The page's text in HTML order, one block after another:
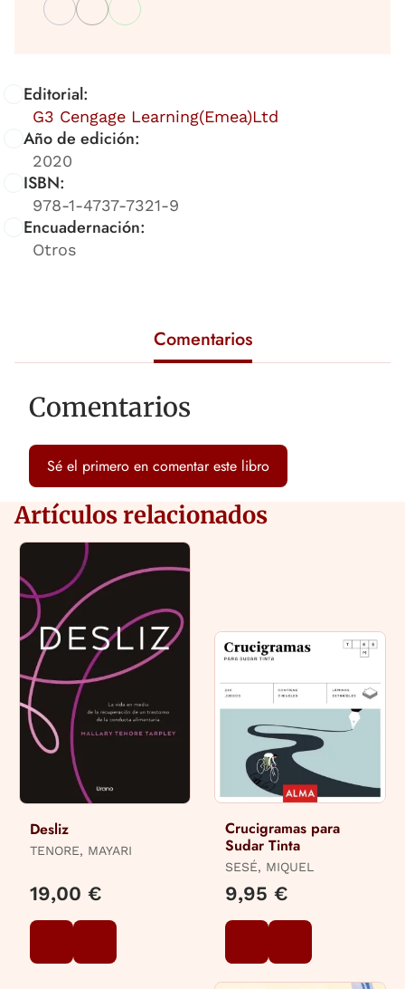
Editorial:
G3 Cengage Learning(Emea)Ltd
Año de edición:
2020
ISBN:
978-1-4737-7321-9
Encuadernación:
Otros
Comentarios
Comentarios
Sé el primero en comentar este libro
Artículos relacionados
Desliz
TENORE, MAYARI
19,00 €
Crucigramas para
Sudar Tinta
SESÉ, MIQUEL
9,95 €